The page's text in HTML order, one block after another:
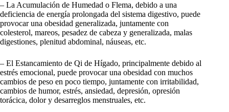
– La Acumulación de Humedad o Flema, debido a una
deficiencia de energía prolongada del sistema digestivo, puede
provocar una obesidad generalizada, juntamente con
colesterol, mareos, pesadez de cabeza y generalizada, malas
digestiones, plenitud abdominal, náuseas, etc.
– El Estancamiento de Qi de Hígado, principalmente debido al
estrés emocional, puede provocar una obesidad con muchos
cambios de peso en poco tiempo, juntamente con irritabilidad,
cambios de humor, estrés, ansiedad, depresión, opresión
torácica, dolor y desarreglos menstruales, etc.